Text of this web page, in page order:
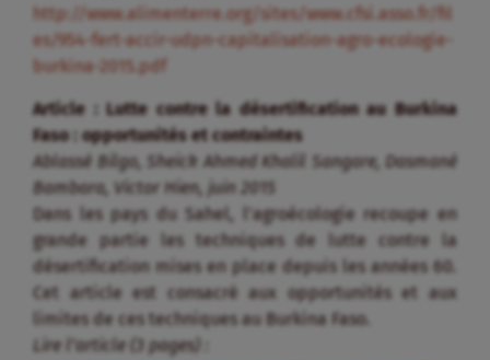
http://www.alimenterre.org/sites/www.cfsi.asso.fr/fil
es/954-fert-accir-udpn-capitalisation-agro-ecologie-
burkina-2015.pdf
Article : Lutte contre la désertification au Burkina
Faso : opportunités et contraintes
Ablassé Bilgo, Sheick Ahmed Khalil Sangare, Dasmané
Bambara, Victor Hien, juin 2015
Dans les pays du Sahel, l’agroécologie recoupe en
grande partie les techniques de lutte contre la
désertification mises en place depuis les années 60.
Cet article est consacré aux opportunités et aux
limites de ces techniques au Burkina Faso.
Lire l’article (3 pages) :